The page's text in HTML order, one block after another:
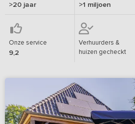
>20 jaar >1 miljoen
Onze service
9,2
Verhuurders &
huizen gecheckt